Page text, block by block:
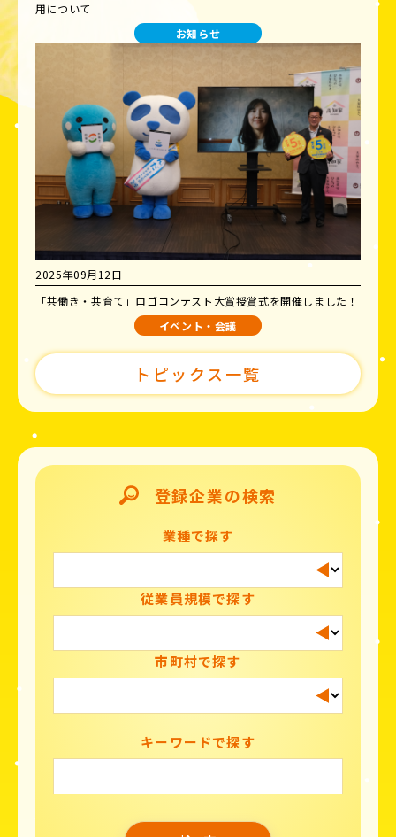
用について
お知らせ
2025年09月12日
「共働き・共育て」ロゴコンテスト大賞授賞式を開催しました！
イベント・会議
トピックス一覧
登録企業の検索
業種で探す
従業員規模で探す
市町村で探す
キーワードで探す